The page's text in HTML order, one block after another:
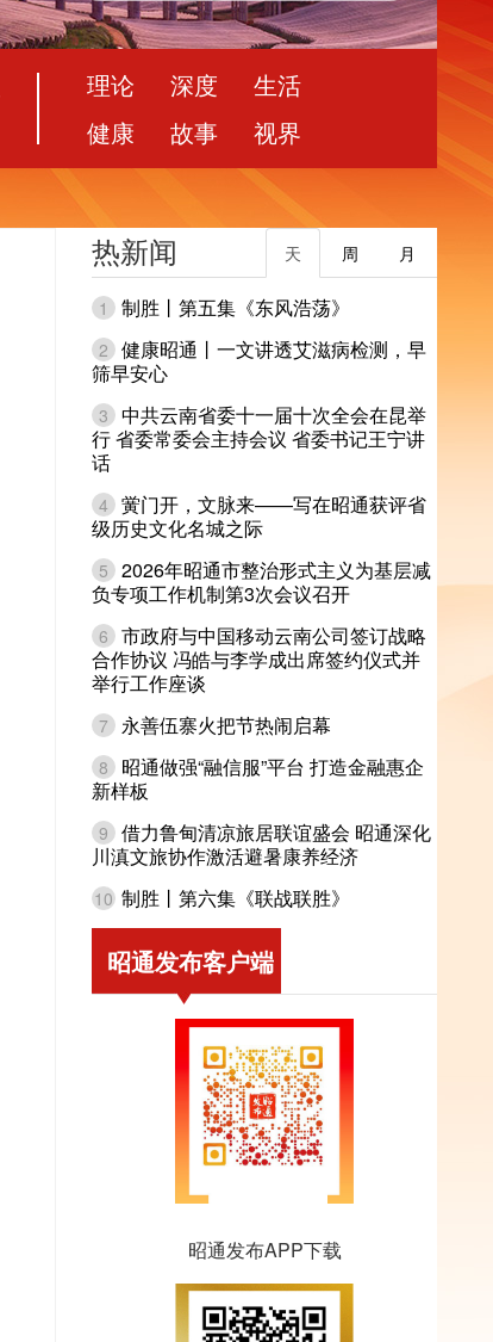
理论 深度
生活
健康
故事 视界
热新闻 月
周
天
1 制胜丨第五集《东风浩荡》
2 健康昭通丨一文讲透艾滋病检测，早
筛早安心
3 中共云南省委十一届十次全会在昆举
行 省委常委会主持会议 省委书记王宁讲
话
4 黉门开，文脉来——写在昭通获评省
级历史文化名城之际
5 2026年昭通市整治形式主义为基层减
负专项工作机制第3次会议召开
6 市政府与中国移动云南公司签订战略
合作协议 冯皓与李学成出席签约仪式并
举行工作座谈
7 永善伍寨火把节热闹启幕
8
昭通做强“融信服”平台 打造金融惠企
新样板
9 借力鲁甸清凉旅居联谊盛会 昭通深化
川滇文旅协作激活避暑康养经济
10 制胜丨第六集《联战联胜》
昭通发布客户端
昭通发布APP下载